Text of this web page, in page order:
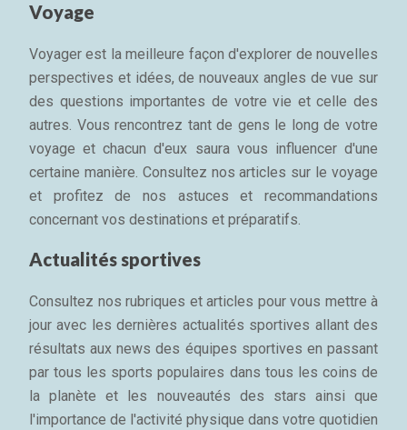
Voyage
Voyager est la meilleure façon d'explorer de nouvelles
perspectives et idées, de nouveaux angles de vue sur
des questions importantes de votre vie et celle des
autres. Vous rencontrez tant de gens le long de votre
voyage et chacun d'eux saura vous influencer d'une
certaine manière. Consultez nos articles sur le voyage
et profitez de nos astuces et recommandations
concernant vos destinations et préparatifs.
Actualités sportives
Consultez nos rubriques et articles pour vous mettre à
jour avec les dernières actualités sportives allant des
résultats aux news des équipes sportives en passant
par tous les sports populaires dans tous les coins de
la planète et les nouveautés des stars ainsi que
l'importance de l'activité physique dans votre quotidien